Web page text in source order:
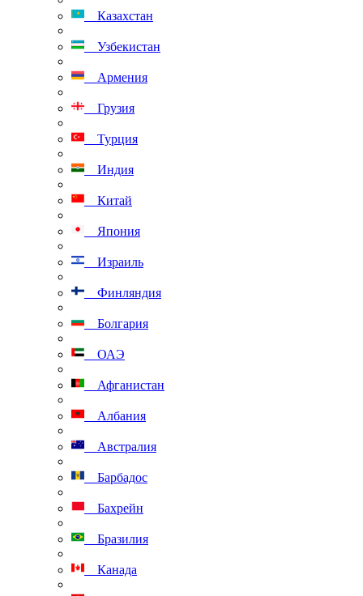
Казахстан
Узбекистан
Армения
Грузия
Турция
Индия
Китай
Япония
Израиль
Финляндия
Болгария
ОАЭ
Афганистан
Албания
Австралия
Барбадос
Бахрейн
Бразилия
Канада